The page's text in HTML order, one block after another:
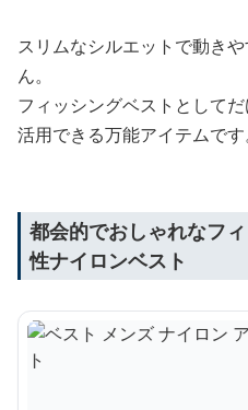
スリムなシルエットで動き
ん。
フィッシングベストとして
活用できる万能アイテムです
都会的でおしゃれなフ
性ナイロンベスト